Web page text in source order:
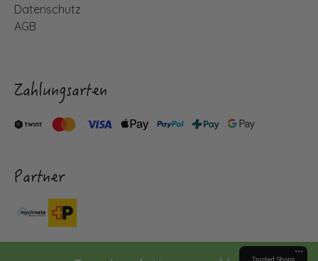
Datenschutz
AGB
Zahlungsarten
Partner